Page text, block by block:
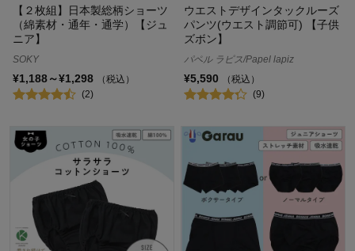
【２枚組】日本製総柄ショーツ
（綿素材・通年・通学）【ジュ
ニア】
SOKY
¥1,188～¥1,298
（税込）
(2)
ウエストデザインタックルーズ
パンツ(ウエスト調節可) 【子供
ズボン】
パペル ラピス/Papel lapiz
¥5,590
（税込）
(9)